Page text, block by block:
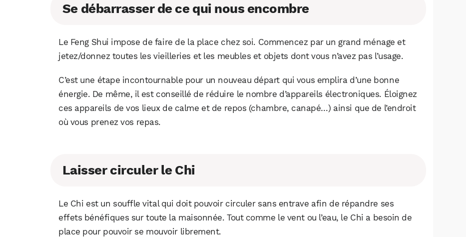
Se débarrasser de ce qui nous encombre
Le Feng Shui impose de faire de la place chez soi. Commencez par un grand ménage et
jetez/donnez toutes les vieilleries et les meubles et objets dont vous n’avez pas l’usage.
C’est une étape incontournable pour un nouveau départ qui vous emplira d’une bonne
énergie. De même, il est conseillé de réduire le nombre d’appareils électroniques. Éloignez
ces appareils de vos lieux de calme et de repos (chambre, canapé…) ainsi que de l’endroit
où vous prenez vos repas.
Laisser circuler le Chi
Le Chi est un souffle vital qui doit pouvoir circuler sans entrave afin de répandre ses
effets bénéfiques sur toute la maisonnée. Tout comme le vent ou l’eau, le Chi a besoin de
place pour pouvoir se mouvoir librement.